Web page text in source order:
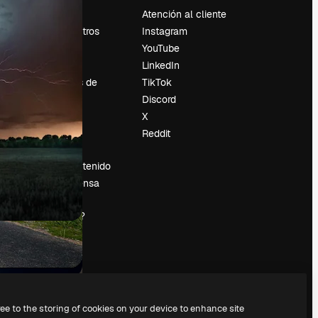
Sobre nosotros
Tendencias de
Blog
Eventos
Slidesgo
Vender contenido
Sala de prensa
magnific.ai?
Atención al cliente
Instagram
YouTube
LinkedIn
TikTok
Discord
X
Reddit
to the storing of cookies on your device to enhance site